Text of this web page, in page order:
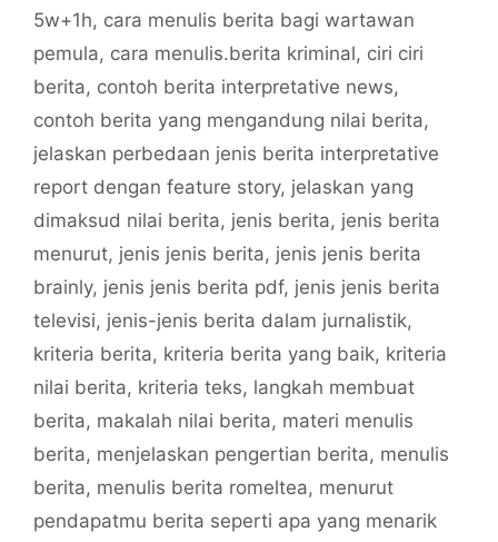
5w+1h, cara menulis berita bagi wartawan
pemula, cara menulis.berita kriminal, ciri ciri
berita, contoh berita interpretative news,
contoh berita yang mengandung nilai berita,
jelaskan perbedaan jenis berita interpretative
report dengan feature story, jelaskan yang
dimaksud nilai berita, jenis berita, jenis berita
menurut, jenis jenis berita, jenis jenis berita
brainly, jenis jenis berita pdf, jenis jenis berita
televisi, jenis-jenis berita dalam jurnalistik,
kriteria berita, kriteria berita yang baik, kriteria
nilai berita, kriteria teks, langkah membuat
berita, makalah nilai berita, materi menulis
berita, menjelaskan pengertian berita, menulis
berita, menulis berita romeltea, menurut
pendapatmu berita seperti apa yang menarik